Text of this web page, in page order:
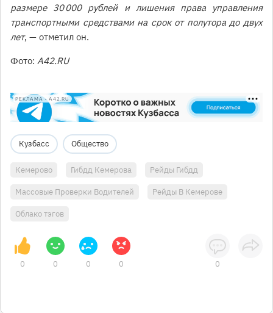
размере 30 000 рублей и лишения права управления
транспортными средствами на срок от полутора до двух
лет, — отметил он.
Фото: A42.RU
РЕКЛАМА • A42.RU
Кузбасс Общество
Кемерово Гибдд Кемерова Рейды Гибдд
Массовые Проверки Водителей Рейды В Кемерове
Облако тэгов
0 0 0 0 0